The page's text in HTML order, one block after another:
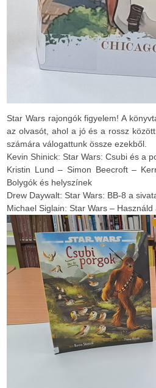
Star Wars rajongók figyelem! A
az olvasót, ahol a jó és a rossz
számára válogattunk össze ezekből.
Kevin Shinick: Star Wars: Csubi és a
Kristin Lund – Simon Beecroft –
Bolygók és helyszínek
Drew Daywalt: Star Wars: BB-8 a
Michael Siglain: Star Wars – Használd